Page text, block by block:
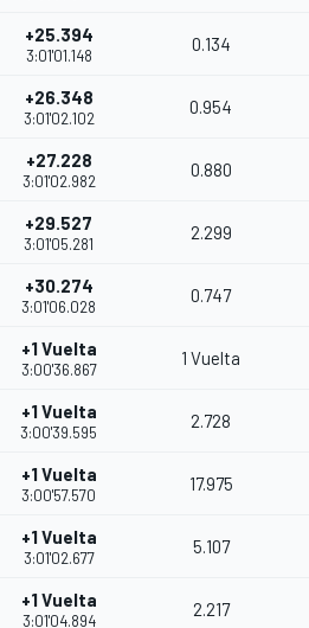
+25.394
3:01'01.148
0.134
+26.348
3:01'02.102
0.954
+27.228
3:01'02.982
0.880
+29.527
3:01'05.281
2.299
+30.274
3:01'06.028
0.747
+1 Vuelta
3:00'36.867
1 Vuelta
+1 Vuelta
3:00'39.595
2.728
+1 Vuelta
3:00'57.570
17.975
+1 Vuelta
3:01'02.677
5.107
+1 Vuelta
3:01'04.894
2.217